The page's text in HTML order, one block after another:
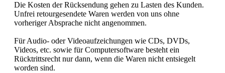
Die Kosten der Rücksendung gehen zu Lasten des Kunden.
Unfrei retourgesendete Waren werden von uns ohne
vorheriger Absprache nicht angenommen.
Für Audio- oder Videoaufzeichungen wie CDs, DVDs,
Videos, etc. sowie für Computersoftware besteht ein
Rücktrittsrecht nur dann, wenn die Waren nicht entsiegelt
worden sind.